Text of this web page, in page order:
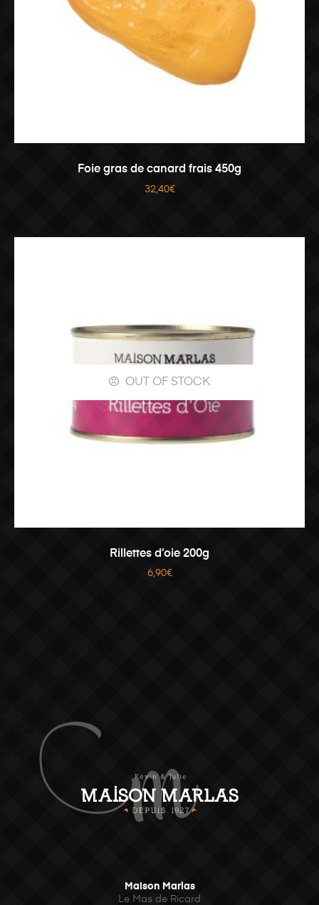
AJOUTER AU PANIER
Foie gras de canard frais 450g
32,40€
OUT OF STOCK
LIRE LA SUITE
Rillettes d’oie 200g
6,90€
Maison Marlas
Le Mas de Ricard